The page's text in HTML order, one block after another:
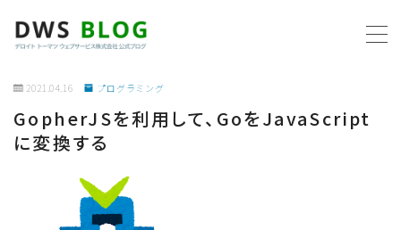
ホーム
プログラミング
2021.04.16 プログラミング
GopherJSを利用して、GoをJavaScript
に変換する